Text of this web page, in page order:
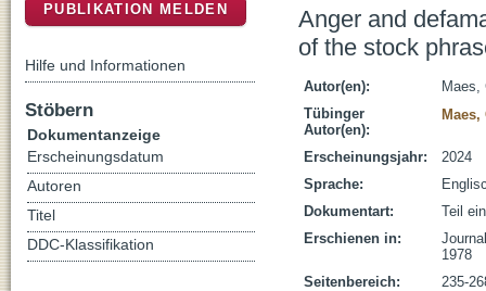
Anger and
of the stock
Autor(en):
Maes,
Tübinger
Autor(en):
Maes,
Erscheinungsjahr:
2024
Sprache:
Dokumentart:
Teil
Erschienen in:
1978
Seitenbereich:
235-
PUBLIKATION MELDEN
Hilfe und Informationen
Stöbern
Dokumentanzeige
Erscheinungsdatum
Autoren
Titel
DDC-Klassifikation